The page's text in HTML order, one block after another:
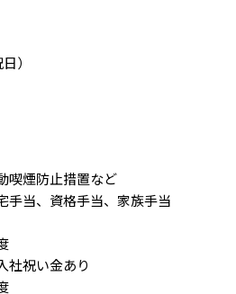
）
喫煙防止措置など
手当、資格手当、家族手当
社祝い金あり